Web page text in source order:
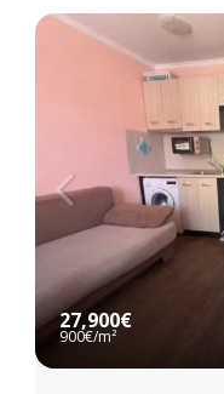
27,900€
900€/m²